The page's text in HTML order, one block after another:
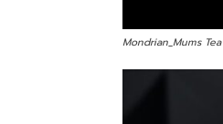
Mondrian_Mums Tea